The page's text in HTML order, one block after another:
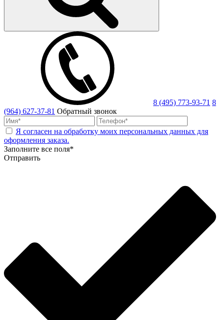
8 (495) 773-93-71 8
(964) 627-37-81 Обратный звонок
Я согласен на обработку моих персональных данных для
оформления заказа.
Заполните все поля*
Отправить